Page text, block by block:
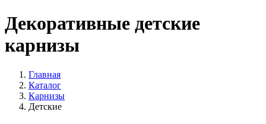
Декоративные детские
карнизы
Главная
Каталог
Карнизы
Детские